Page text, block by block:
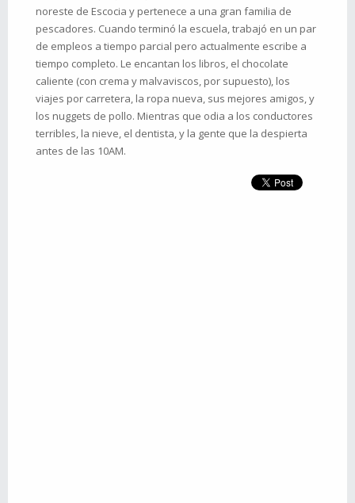
noreste de Escocia y pertenece a una gran familia de
pescadores. Cuando terminó la escuela, trabajó en un par
de empleos a tiempo parcial pero actualmente escribe a
tiempo completo. Le encantan los libros, el chocolate
caliente (con crema y malvaviscos, por supuesto), los
viajes por carretera, la ropa nueva, sus mejores amigos, y
los nuggets de pollo. Mientras que odia a los conductores
terribles, la nieve, el dentista, y la gente que la despierta
antes de las 10AM.